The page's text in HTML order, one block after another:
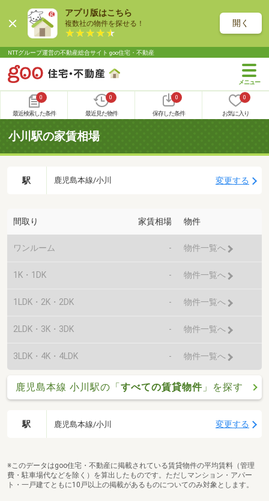
アプリ版はこちら
複数社の物件を探せる！ 開く
NTTグループ運営の不動産総合サイト goo住宅・不動産
0
最近検索した条件
0
最近見た物件
0
保存した条件
0
お気に入り
小川駅の家賃相場
駅 鹿児島本線/小川 変更する
間取り 家賃相場 物件
ワンルーム - 物件一覧へ
1K・1DK - 物件一覧へ
1LDK・2K・2DK - 物件一覧へ
2LDK・3K・3DK - 物件一覧へ
3LDK・4K・4LDK - 物件一覧へ
鹿児島本線 小川駅の「すべての賃貸物件 」を探す
駅 鹿児島本線/小川 変更する
※このデータはgoo住宅・不動産に掲載されている賃貸物件の平均賃料（管理
費・駐車場代などを除く）を算出したものです。ただしマンション・アパー
ト・一戸建てともに10戸以上の掲載があるものについてのみ対象とします。